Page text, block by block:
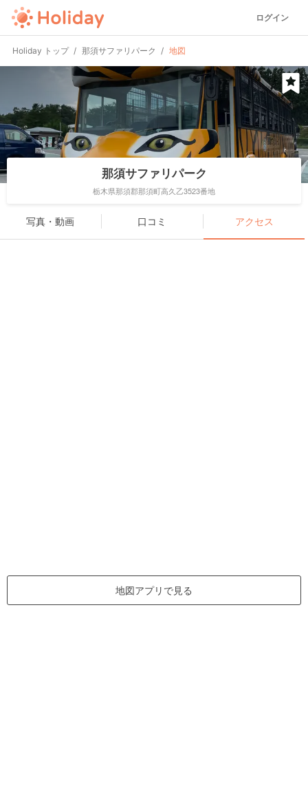
ログイン
Holiday トップ 那須サファリパーク 地図
那須サファリパーク
栃木県那須郡那須町高久乙3523番地
写真・動画 口コミ アクセス
地図アプリで見る